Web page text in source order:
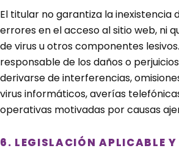
El titular no garantiza la inexistencia
errores en el acceso al sitio web, ni
de virus u otros componentes
responsable de los daños o
derivarse de interferencias,
virus informáticos, averías
operativas motivadas por causas
6. LEGISLACIÓN APLICABLE